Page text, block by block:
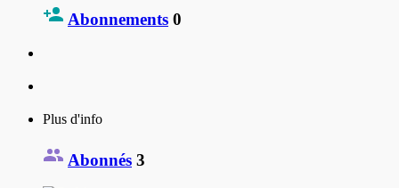
Abonnements 0
Plus d'info
Abonnés 3